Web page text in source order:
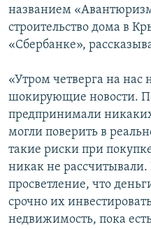
названием
строительство дома в
«Сбербанке»,
«Утром четверга на нас
шокирующие новости.
предпринимали
могли поверить в
такие риски при
никак не
просветление, что
срочно их
недвижимость, пока